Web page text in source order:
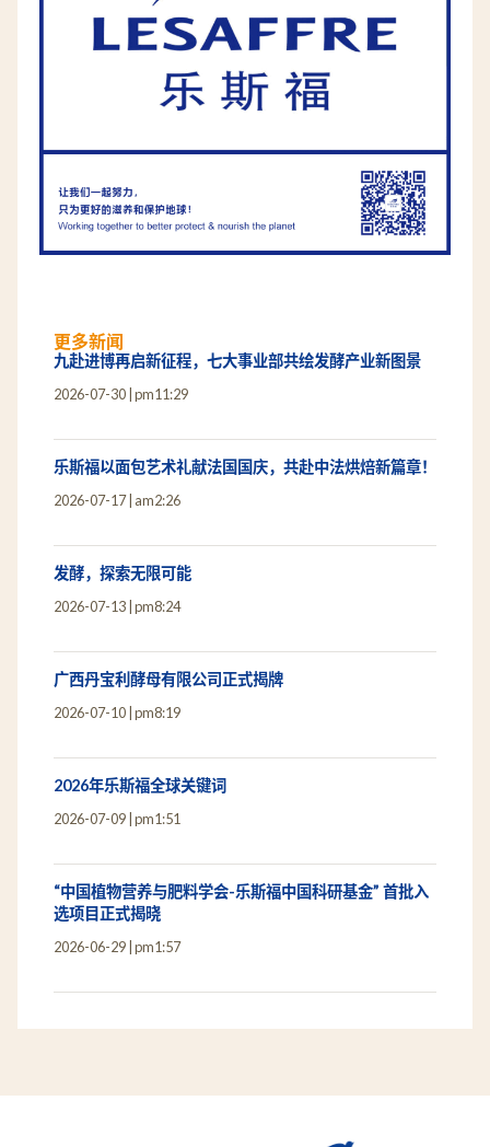
更多新闻
九赴进博再启新征程，七大事业部共绘发酵产业新图景
2026-07-30 pm11:29
乐斯福以面包艺术礼献法国国庆，共赴中法烘焙新篇章！
2026-07-17 am2:26
发酵，探索无限可能
2026-07-13 pm8:24
广西丹宝利酵母有限公司正式揭牌
2026-07-10 pm8:19
2026年乐斯福全球关键词
2026-07-09 pm1:51
“中国植物营养与肥料学会-乐斯福中国科研基金” 首批入
选项目正式揭晓
2026-06-29 pm1:57